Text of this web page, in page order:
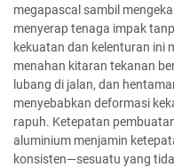
megapascal sambil
menyerap tenaga impak
kekuatan dan kelenturan ini
menahan kitaran tekanan
lubang di jalan, dan
menyebabkan deformasi
rapuh. Ketepatan
aluminium menjamin
konsisten—sesuatu yang